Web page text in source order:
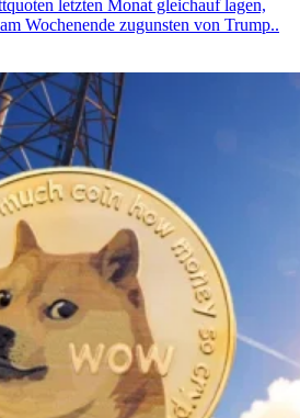
letzten Monat gleichauf lagen,
Wochenende zugunsten von Trump..